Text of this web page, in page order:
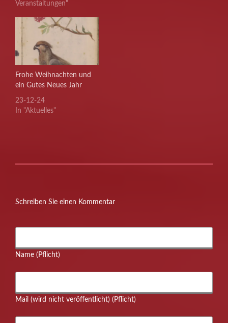
Veranstaltungen"
Frohe Weihnachten und
ein Gutes Neues Jahr
23-12-24
In "Aktuelles"
Schreiben Sie einen Kommentar
Name (Pflicht)
Mail (wird nicht veröffentlicht) (Pflicht)